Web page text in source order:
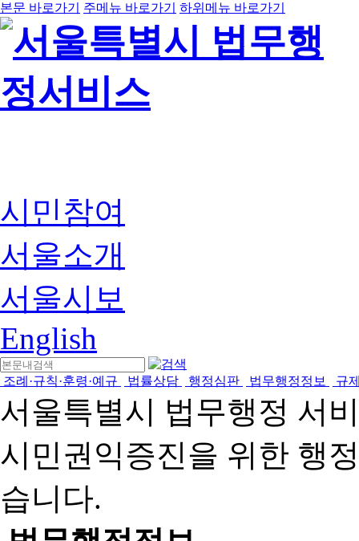
본문 바로가기 주메뉴 바로가기 하위메뉴 바로가기
시민참여
서울소개
서울시보
English
조례·규칙·훈령·예규 법률상담 행정심판 법무행정정보 규
서울특별시 법무행정 서
시민권익증진을 위한 행
습니다.